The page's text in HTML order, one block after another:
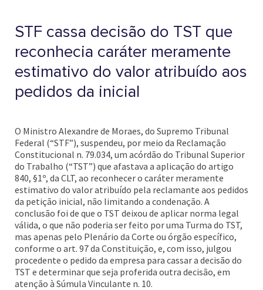
STF cassa decisão do TST que
reconhecia caráter meramente
estimativo do valor atribuído aos
pedidos da inicial
O Ministro Alexandre de Moraes, do Supremo Tribunal
Federal (“STF”), suspendeu, por meio da Reclamação
Constitucional n. 79.034, um acórdão do Tribunal Superior
do Trabalho (“TST”) que afastava a aplicação do artigo
840, §1º, da CLT, ao reconhecer o caráter meramente
estimativo do valor atribuído pela reclamante aos pedidos
da petição inicial, não limitando a condenação. A
conclusão foi de que o TST deixou de aplicar norma legal
válida, o que não poderia ser feito por uma Turma do TST,
mas apenas pelo Plenário da Corte ou órgão específico,
conforme o art. 97 da Constituição, e, com isso, julgou
procedente o pedido da empresa para cassar a decisão do
TST e determinar que seja proferida outra decisão, em
atenção à Súmula Vinculante n. 10.